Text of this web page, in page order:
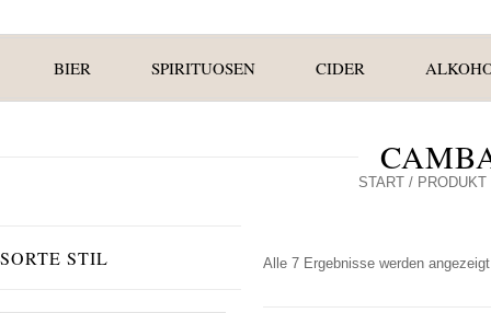
BIER SPIRITUOSEN CIDER
START /
SORTE STIL Alle 7 Ergebnisse werden angezeigt